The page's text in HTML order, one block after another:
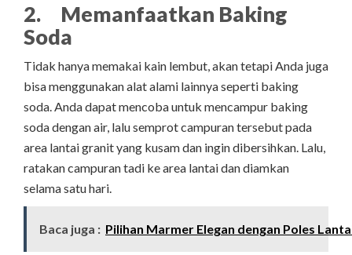
2. Memanfaatkan Baking
Soda
Tidak hanya memakai kain lembut, akan tetapi Anda juga
bisa menggunakan alat alami lainnya seperti baking
soda. Anda dapat mencoba untuk mencampur baking
soda dengan air, lalu semprot campuran tersebut pada
area lantai granit yang kusam dan ingin dibersihkan. Lalu,
ratakan campuran tadi ke area lantai dan diamkan
selama satu hari.
Baca juga : Pilihan Marmer Elegan dengan Poles